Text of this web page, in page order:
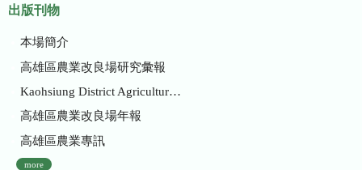
出版刊物
本場簡介
高雄區農業改良場研究彙報
Kaohsiung District Agricultural Research and Extension Station
高雄區農業改良場年報
高雄區農業專訊
more